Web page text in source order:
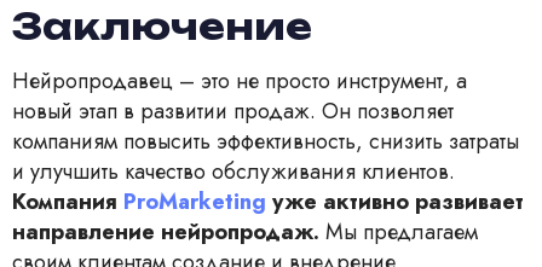
Заключение
Нейропродавец – это не просто инструмент, а
новый этап в развитии продаж. Он позволяет
компаниям повысить эффективность, снизить затраты
и улучшить качество обслуживания клиентов.
Компания ProMarketing уже активно развивает
направление нейропродаж. Мы предлагаем